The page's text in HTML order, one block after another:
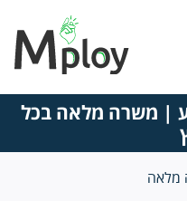
| משרה מלאה בכל
מלאה